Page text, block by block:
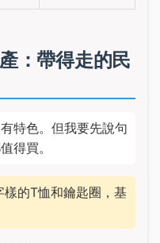
：帶得走的民
特色。但我要先說句
得買。
的T恤和鑰匙圈，基